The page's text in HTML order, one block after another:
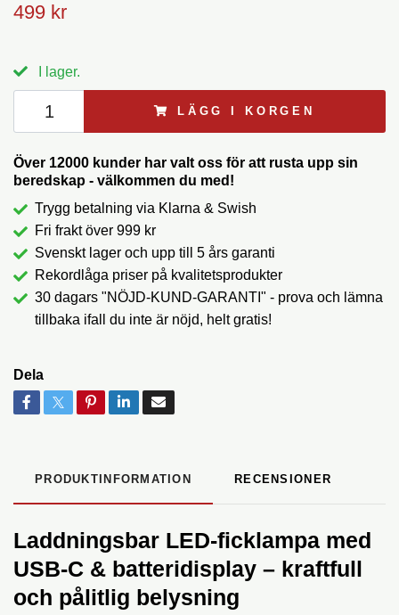
499 kr
I lager.
LÄGG I KORGEN
Över 12000 kunder har valt oss för att rusta upp sin
beredskap - välkommen du med!
Trygg betalning via Klarna & Swish
Fri frakt över 999 kr
Svenskt lager och upp till 5 års garanti
Rekordlåga priser på kvalitetsprodukter
30 dagars "NÖJD-KUND-GARANTI" - prova och lämna
tillbaka ifall du inte är nöjd, helt gratis!
Dela
PRODUKTINFORMATION RECENSIONER
Laddningsbar LED-ficklampa med
USB-C & batteridisplay – kraftfull
och pålitlig belysning